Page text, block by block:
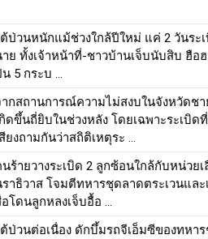
ป่วนหนักแม้ช่วงใกล้ปีใหม่ แค่ 2 วันระ
ย ทั้งเจ้าหน้าที่-ชาวบ้านเจ็บนับสิบ ฮื
5 กระบ ...
ากสถานการณ์ความไม่สงบในจังหวัดช
ดขึ้นถี่ยิบในช่วงหลัง โดยเฉพาะระเบิด
ยงถามกันว่าสถิติเหตุระ ...
ร้ายวางระเบิด 2 ลูกซ้อนใกล้กับหน่วย
าธิวาส โจมตีทหารชุดลาดตระเวนแล
โดนลูกหลงเจ็บอื้อ ...
ป่วนต่อเนื่อง ดักบึ้มรถจีเอ็มซีของทหา